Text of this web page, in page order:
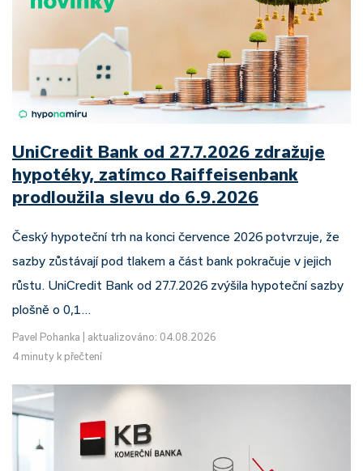
UniCredit Bank od 27.7.2026 zdražuje
hypotéky, zatímco Raiffeisenbank
prodloužila slevu do 6.9.2026
Český hypoteční trh na konci července 2026 potvrzuje, že
sazby zůstávají pod tlakem a část bank pokračuje v jejich
růstu. UniCredit Bank od 27.7.2026 zvýšila hypoteční sazby
plošně o 0,1…
Pavel Pohanka
aktualizováno: 04.08.2026
4 minuty k přečtení